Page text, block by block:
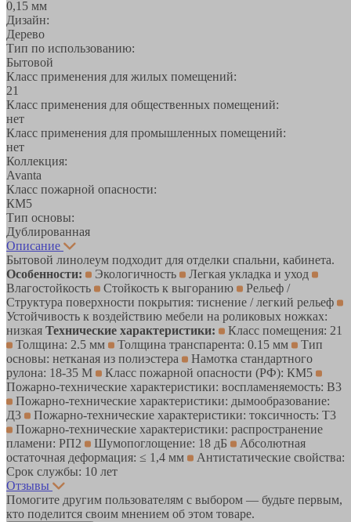
0,15 мм
Дизайн:
Дерево
Тип по использованию:
Бытовой
Класс применения для жилых помещений:
21
Класс применения для общественных помещений:
нет
Класс применения для промышленных помещений:
нет
Коллекция:
Avanta
Класс пожарной опасности:
КМ5
Тип основы:
Дублированная
Описание
Бытовой линолеум подходит для отделки спальни, кабинета.
Особенности:
Экологичность
Легкая укладка и уход
Влагостойкость
Стойкость к выгоранию
Рельеф /
Структура поверхности покрытия: тиснение / легкий рельеф
Устойчивость к воздействию мебели на роликовых ножках:
низкая Технические характеристики:
Класс помещения: 21
Толщина: 2.5 мм
Толщина транспарента: 0.15 мм
Тип
основы: нетканая из полиэстера
Намотка стандартного
рулона: 18-35 М
Класс пожарной опасности (РФ): КМ5
Пожарно-технические характеристики: воспламеняемость: В3
Пожарно-технические характеристики: дымообразование:
Д3
Пожарно-технические характеристики: токсичность: Т3
Пожарно-технические характеристики: распространение
пламени: РП2
Шумопоглощение: 18 дБ
Абсолютная
остаточная деформация: ≤ 1,4 мм
Антистатические свойства:
Срок службы: 10 лет
Отзывы
Помогите другим пользователям с выбором — будьте первым,
кто поделится своим мнением об этом товаре.